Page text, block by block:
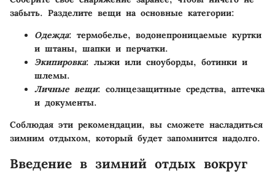
забыть. Разделите вещи на основные категории:
Одежда: термобелье, водонепроницаемые куртки
и штаны, шапки и перчатки.
Экипировка: лыжи или сноуборды, ботинки и
шлемы.
Личные вещи: солнцезащитные средства, аптечка
и документы.
Соблюдая эти рекомендации, вы сможете насладиться
зимним отдыхом, который будет запомнится надолго.
Введение в зимний отдых вокруг